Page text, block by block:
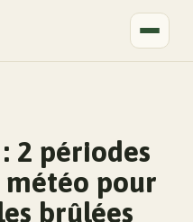
2 périodes
météo pour
brûlées